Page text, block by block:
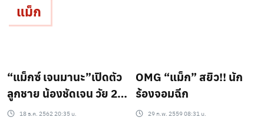
แม็ก
“แม็กซ์ เจนมานะ”เปิดตัว
ลูกชาย น้องชัดเจน วัย 2
ขวบ18 ธ.ค. 2562 20:35 น.
OMG “แม็ก” สยิว!! นัก
ร้องจอมฉีก
29 ก.พ. 2559 08:31 น.